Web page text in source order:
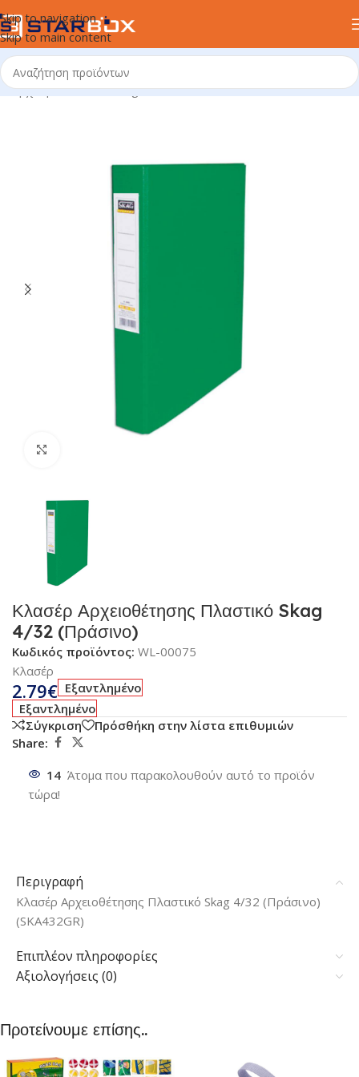
Skip to navigation
Skip to main content
Αρχική σελίδα/uncategorized
Κλασέρ Αρχειοθέτησης Πλαστικό Skag
4/32 (Πράσινο)
Κωδικός προϊόντος: WL-00075
Κλασέρ
2.79€ Εξαντλημένο
Εξαντλημένο
Σύγκριση
Πρόσθήκη στην λίστα επιθυμιών
Share:
14 Άτομα που παρακολουθούν αυτό το προϊόν
τώρα!
Περιγραφή
Κλασέρ Αρχειοθέτησης Πλαστικό Skag 4/32 (Πράσινο)
(SKA432GR)
Επιπλέον πληροφορίες
Αξιολογήσεις (0)
Προτείνουμε επίσης..